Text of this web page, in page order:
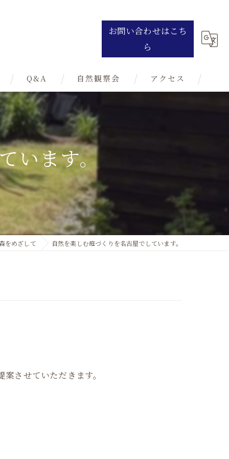
お問い合わせはこち
ら
Q&A 自然観察会 アクセス
います。
をめざして 自然を楽しむ庭づくりを名古屋でしています。
させていただきます。